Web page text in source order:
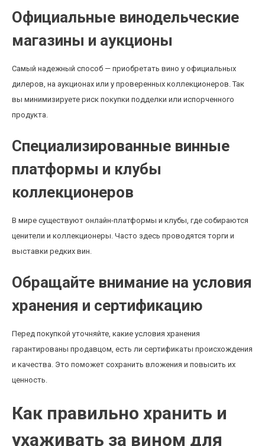
Официальные винодельческие
магазины и аукционы
Самый надежный способ — приобретать вино у официальных
дилеров, на аукционах или у проверенных коллекционеров. Так
вы минимизируете риск покупки подделки или испорченного
продукта.
Специализированные винные
платформы и клубы
коллекционеров
В мире существуют онлайн-платформы и клубы, где собираются
ценители и коллекционеры. Часто здесь проводятся торги и
выставки редких вин.
Обращайте внимание на условия
хранения и сертификацию
Перед покупкой уточняйте, какие условия хранения
гарантированы продавцом, есть ли сертификаты происхождения
и качества. Это поможет сохранить вложения и повысить их
ценность.
Как правильно хранить и
ухаживать за вином для